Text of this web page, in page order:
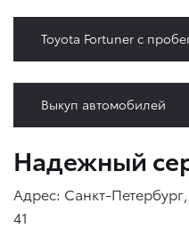
Toyota Fortuner с
Выкуп автомобилей
Надежный
Адрес: Санкт-
41